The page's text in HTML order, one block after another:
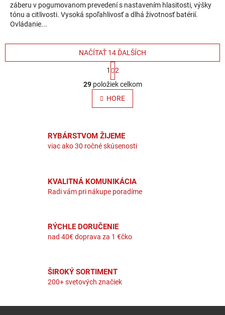
záberu v pogumovanom prevedení s nastavením hlasitosti, výšky
tónu a citlivosti. Vysoká spoľahlivosť a dlhá životnosť batérií.
Ovládanie...
Ovládacie prvky výpisu
NAČÍTAŤ 14 ĎALŠÍCH
Stránkovanie
1
2
29položiek celkom
HORE
RYBÁRSTVOM ŽIJEME
viac ako 30 ročné skúsenosti
KVALITNÁ KOMUNIKÁCIA
Radi vám pri nákupe poradíme
RÝCHLE DORUČENIE
nad 40€ doprava za 1 €čko
ŠIROKÝ SORTIMENT
200+ svetových značiek